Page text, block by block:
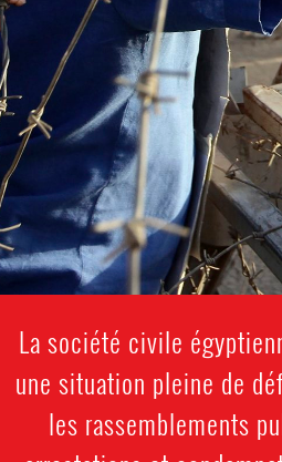
La société civile
une situation pleine de
les rassemblements